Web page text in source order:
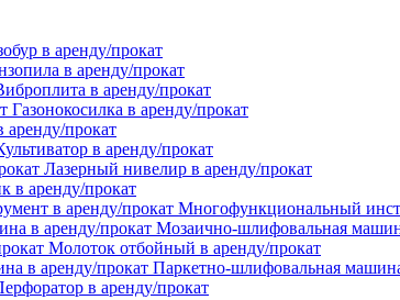
в аренду/прокат
в аренду/прокат
в аренду/прокат
Газонокосилка в аренду/прокат
аренду/прокат
в аренду/прокат
Лазерный нивелир в аренду/прокат
в аренду/прокат
Многофункциональный
Мозаично-шлифовальная
Молоток отбойный в аренду/прокат
Паркетно-шлифовальная
в аренду/прокат